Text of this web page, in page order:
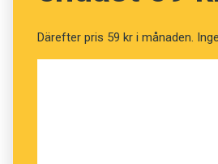
sms-bedrägeri
Därefter pris 59 kr i månaden.